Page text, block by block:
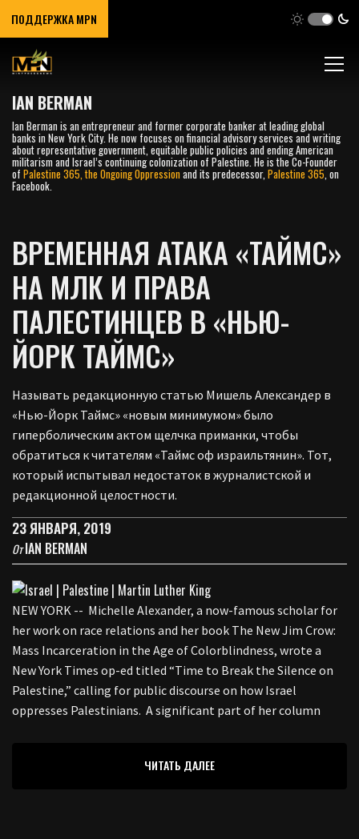
ПОДДЕРЖКА MPN
IAN BERMAN
Ian Berman is an entrepreneur and former corporate banker at leading global
banks in New York City. He now focuses on financial advisory services and writing
about representative government, equitable public policies and ending American
militarism and Israel’s continuing colonization of Palestine. He is the Co-Founder
of Palestine 365, the Ongoing Oppression and its predecessor,Palestine 365, on
Facebook.
ВРЕМЕННАЯ АТАКА «ТАЙМС»
НА МЛК И ПРАВА
ПАЛЕСТИНЦЕВ В «НЬЮ-
ЙОРК ТАЙМС»
Называть редакционную статью Мишель Александер в
«Нью-Йорк Таймс» «новым минимумом» было
гиперболическим актом щелчка приманки, чтобы
обратиться к читателям «Таймс оф израильтянин». Тот,
который испытывал недостаток в журналистской и
редакционной целостности.
23 ЯНВАРЯ, 2019
ОтIAN BERMAN
NEW YORK -- Michelle Alexander, a now-famous scholar for
her work on race relations and her book The New Jim Crow:
Mass Incarceration in the Age of Colorblindness, wrote a
New York Times op-ed titled “Time to Break the Silence on
Palestine,” calling for public discourse on how Israel
oppresses Palestinians. A significant part of her column
ЧИТАТЬ ДАЛЕЕ